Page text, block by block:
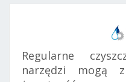
Regularne
narzędzi mogą